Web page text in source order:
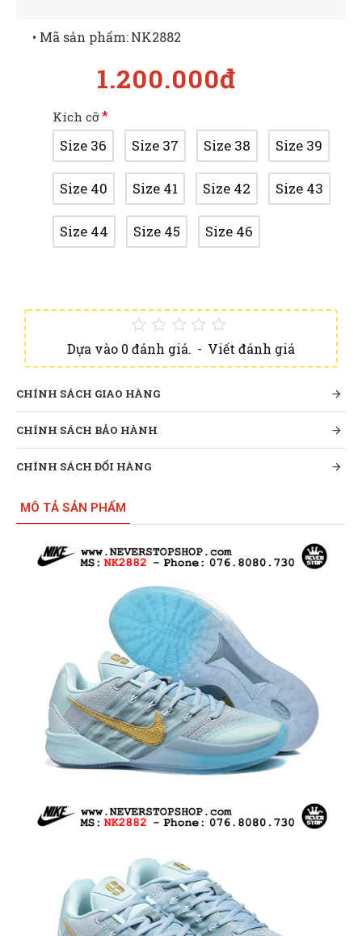
Dựa vào 0 đánh giá. - Viết đánh giá
1.200.000đ
• Mã sản phẩm:NK2882
Kích cỡ
Size 36 Size 37 Size 38 Size 39
Size 40 Size 41 Size 42 Size 43
Size 44 Size 45 Size 46
CHÍNH SÁCH GIAO HÀNG
CHÍNH SÁCH BẢO HÀNH
CHÍNH SÁCH ĐỔI HÀNG
MÔ TẢ SẢN PHẨM